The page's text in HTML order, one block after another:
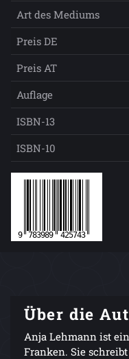
Art des Mediums
Preis DE
Preis AT
Auflage
ISBN-13
ISBN-10
Über die
Anja Lehmann ist
Franken. Sie